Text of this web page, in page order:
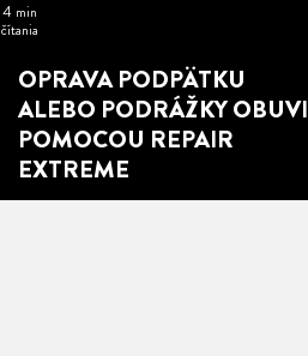
4 min
čítania
OPRAVA PODPÄTKU
ALEBO PODRÁŽKY OBUVI
POMOCOU REPAIR
EXTREME